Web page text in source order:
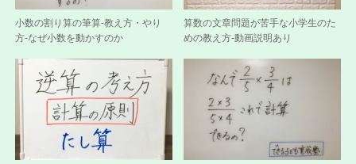
小数の割り算の筆算-教え方・やり
方-なぜ小数を動かすのか
算数の文章問題が苦手な小学生のた
めの教え方-動画説明あり